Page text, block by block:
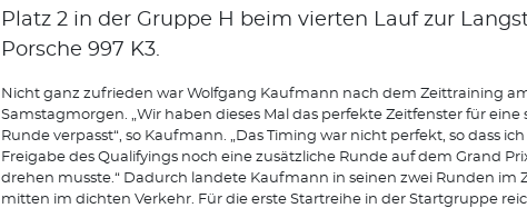
Platz 2 in der Gruppe H beim vierten Lauf zur
Porsche 997 K3.
Nicht ganz zufrieden war Wolfgang Kaufmann nach dem Zeittraining
Samstagmorgen. „Wir haben dieses Mal das perfekte Zeitfenster für eine
Runde verpasst“, so Kaufmann. „Das Timing war nicht perfekt, so dass
Freigabe des Qualifyings noch eine zusätzliche Runde auf dem Grand
drehen musste.“ Dadurch landete Kaufmann in seinen zwei Runden im
mitten im dichten Verkehr. Für die erste Startreihe in der Startgruppe